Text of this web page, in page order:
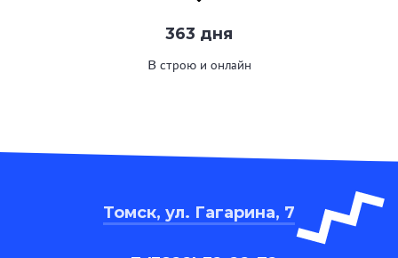
363 дня
В строю и онлайн
Томск, ул. Гагарина, 7